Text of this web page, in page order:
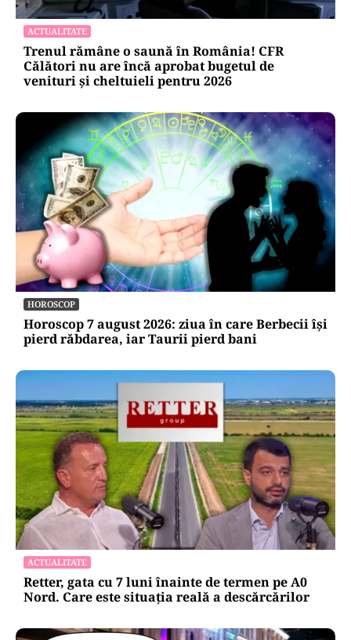
ACTUALITATE
Trenul rămâne o saună în România! CFR
Călători nu are încă aprobat bugetul de
venituri și cheltuieli pentru 2026
HOROSCOP
Horoscop 7 august 2026: ziua în care Berbecii își
pierd răbdarea, iar Taurii pierd bani
ACTUALITATE
Retter, gata cu 7 luni înainte de termen pe A0
Nord. Care este situația reală a descărcărilor